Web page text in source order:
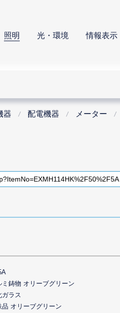
照明 光・環境 情報表示
器 配電機器 メーター
ミ鋳物 オリーブグリーン
ガラス
品 オリーブグリーン